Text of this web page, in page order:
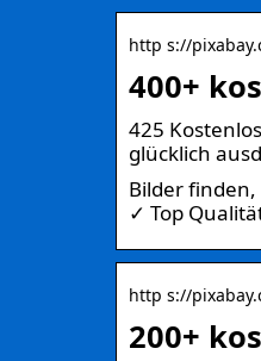
http s://
400+
425
glücklich
Bilder
✓ Top
http s://
200+